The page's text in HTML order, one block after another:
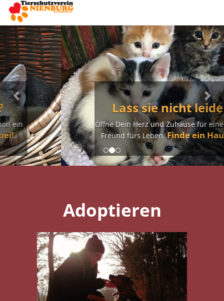
Lass sie nicht leiden.
Öffne Dein Herz und Zuhause für einen neuen
Freund fürs Leben.Finde ein Haustier!
Previous
Adoptieren